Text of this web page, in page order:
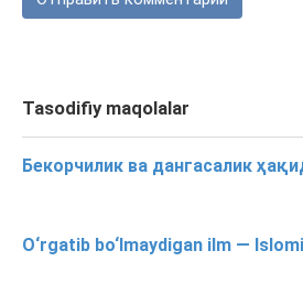
Tasodifiy maqolalar
Бекорчилик ва дангасалик
O‘rgatib bo‘lmaydigan ilm —